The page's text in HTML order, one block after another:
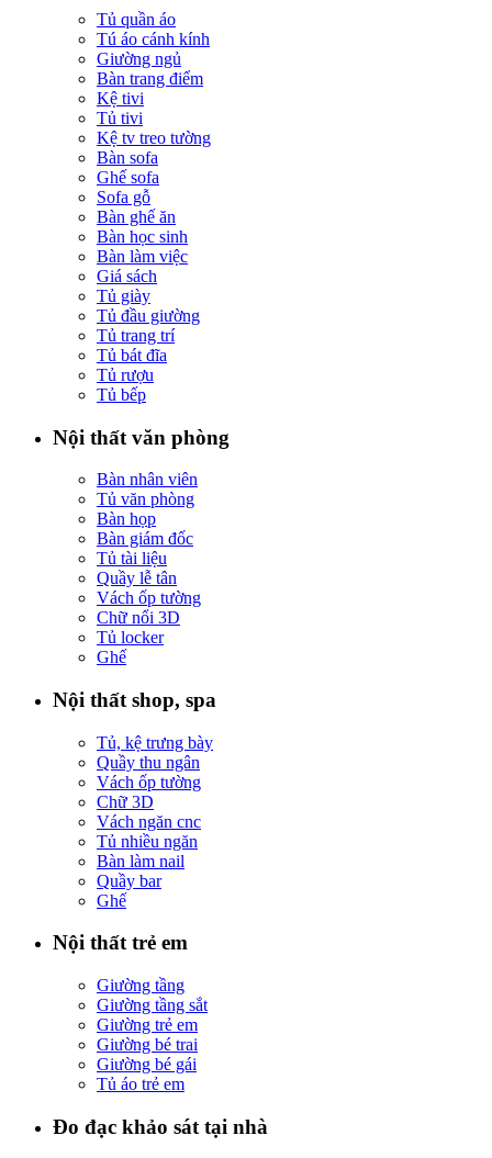
Tủ quần áo
Tú áo cánh kính
Giường ngủ
Bàn trang điểm
Kệ tivi
Tủ tivi
Kệ tv treo tường
Bàn sofa
Ghế sofa
Sofa gỗ
Bàn ghế ăn
Bàn học sinh
Bàn làm việc
Giá sách
Tủ giày
Tủ đầu giường
Tủ trang trí
Tủ bát đĩa
Tủ rượu
Tủ bếp
Nội thất văn phòng
Bàn nhân viên
Tủ văn phòng
Bàn họp
Bàn giám đốc
Tủ tài liệu
Quầy lễ tân
Vách ốp tường
Chữ nổi 3D
Tủ locker
Ghế
Nội thất shop, spa
Tủ, kệ trưng bày
Quầy thu ngân
Vách ốp tường
Chữ 3D
Vách ngăn cnc
Tủ nhiều ngăn
Bàn làm nail
Quầy bar
Ghế
Nội thất trẻ em
Giường tầng
Giường tầng sắt
Giường trẻ em
Giường bé trai
Giường bé gái
Tủ áo trẻ em
Đo đạc khảo sát tại nhà